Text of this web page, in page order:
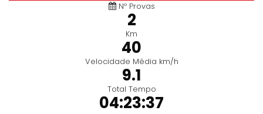
Nº Provas
2
Km
40
Velocidade Média km/h
9.1
Total Tempo
04:23:37